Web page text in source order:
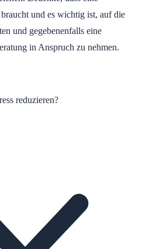
und es wichtig ist, auf die
und gegebenenfalls eine
in Anspruch zu nehmen.
reduzieren?